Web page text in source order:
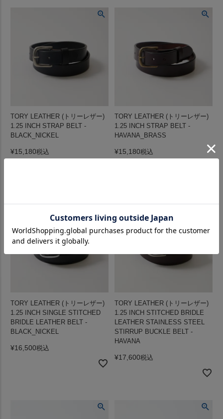
TORY LEATHER (トリーレザー)
1.25 INCH STRAP BELT -
BLACK_NICKEL
¥15,180税込
TORY LEATHER (トリーレザー)
1.25 INCH STRAP BELT -
HAVANA_BRASS
¥15,180税込
TORY LEATHER (トリーレザー)
1.25 INCH SINGLE STITCHED
BRIDLE LEATHER BELT -
BLACK_NICKEL
¥16,500税込
TORY LEATHER (トリーレザー)
1.25 INCH STITCHED BRIDLE
LEATHER STAINLESS STEEL
STIRRUP BUCKLE BELT -
HAVANA
¥17,600税込